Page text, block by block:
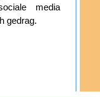
media
gedrag.